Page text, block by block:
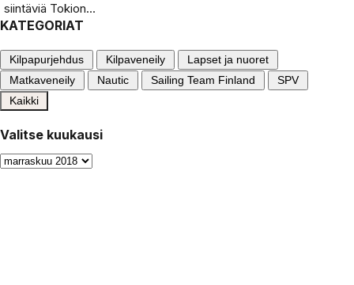
siintäviä Tokion...
KATEGORIAT
Kilpapurjehdus Kilpaveneily
Lapset ja nuoret
Matkaveneily
Nautic Sailing Team Finland
SPV
Kaikki
Valitse kuukausi
Valitse